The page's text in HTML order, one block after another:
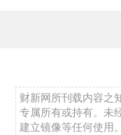
财新网所刊载内容之
专属所有或持有。未
建立镜像等任何使用。